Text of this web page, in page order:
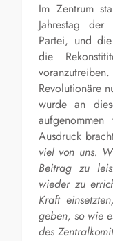
Im Zentrum
Jahrestag der
Partei, und
die
Revolutionäre
wurde an
Ausdruck
viel von uns.
Beitrag zu
wieder zu
Kraft
geben, so wie
des